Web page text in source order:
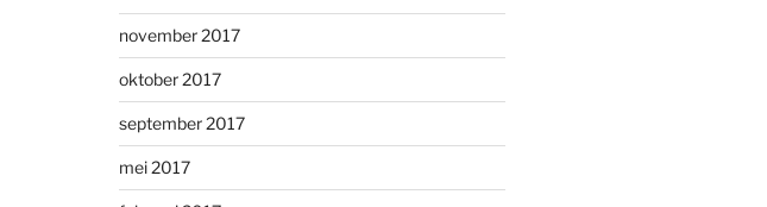
november 2017
oktober 2017
september 2017
mei 2017